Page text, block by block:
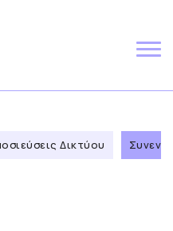
Δικτύου